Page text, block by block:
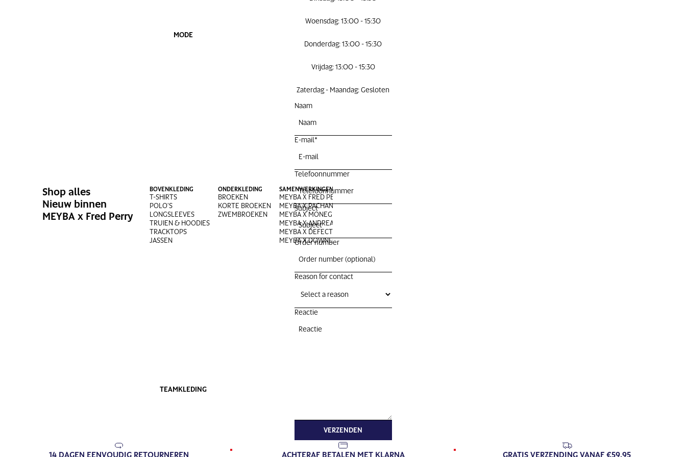
MODE
Shop alles
Nieuw binnen
MEYBA x Fred Perry
BOVENKLEDING
T-SHIRTS
POLO'S
LONGSLEEVES
TRUIEN & HOODIES
TRACKTOPS
JASSEN
ONDERKLEDING
BROEKEN
KORTE BROEKEN
ZWEMBROEKEN
SAMENWERKINGEN
MEYBA X FRED PERRY
MEYBA X PACHANGA
MEYBA X MONEGROS
MEYBA X ANDREA OLIVA
MEYBA X DEFECTED
MEYBA X DOWNLOAD
TEAMKLEDING
Woensdag: 13:00 - 15:30
Donderdag: 13:00 - 15:30
Vrijdag: 13:00 - 15:30
Zaterdag - Maandag: Gesloten
Naam
E-mail*
Telefoonnummer
Subject
Order number
Reason for contact
Reactie
VERZENDEN
14 DAGEN EENVOUDIG RETOURNEREN ACHTERAF BETALEN MET KLARNA GRATIS VERZENDING VANAF €59,95